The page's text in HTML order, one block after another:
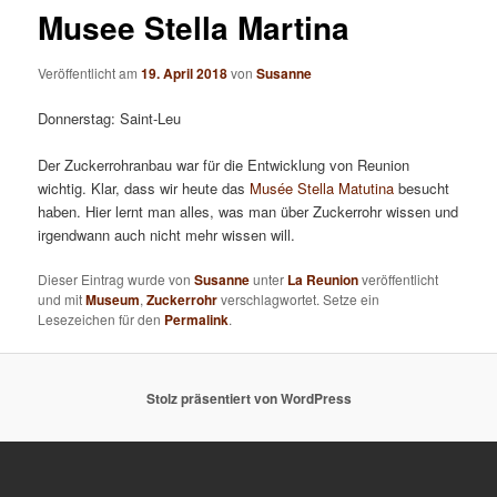
Musee Stella Martina
Veröffentlicht am19. April 2018vonSusanne
Donnerstag: Saint-Leu
Der Zuckerrohranbau war für die Entwicklung von Reunion
wichtig. Klar, dass wir heute das Musée Stella Matutina besucht
haben. Hier lernt man alles, was man über Zuckerrohr wissen und
irgendwann auch nicht mehr wissen will.
Dieser Eintrag wurde vonSusanneunter La Reunionveröffentlicht
und mitMuseum,Zuckerrohrverschlagwortet. Setze ein
Lesezeichen für den Permalink.
Stolz präsentiert von WordPress